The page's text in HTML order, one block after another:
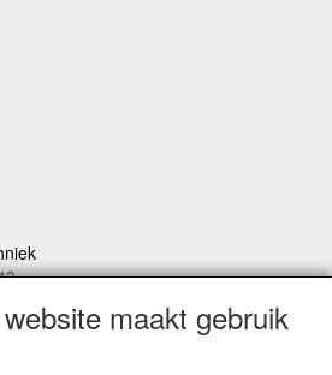
maakt gebruik